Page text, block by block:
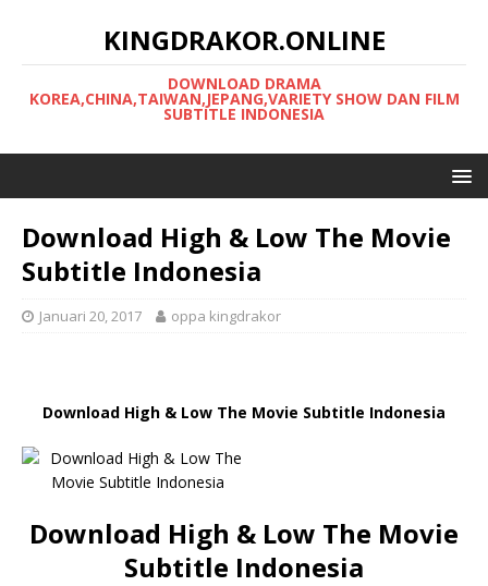
KINGDRAKOR.ONLINE
DOWNLOAD DRAMA
KOREA,CHINA,TAIWAN,JEPANG,VARIETY SHOW DAN FILM
SUBTITLE INDONESIA
Download High & Low The Movie
Subtitle Indonesia
Januari 20, 2017 oppa kingdrakor
Download High & Low The Movie Subtitle Indonesia
Download High & Low The Movie
Subtitle Indonesia